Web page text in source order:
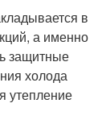
в
а именно
защитные
холода
утепление